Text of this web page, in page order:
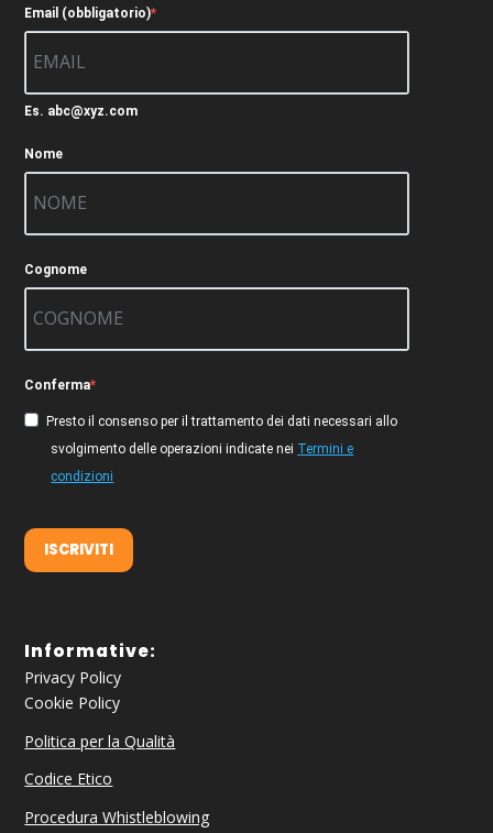
Email (obbligatorio)
Es. abc@xyz.com
Nome
Cognome
Conferma
Presto il consenso per il trattamento dei dati necessari allo
svolgimento delle operazioni indicate nei Termini e
condizioni
ISCRIVITI
Informative:
Privacy Policy
Cookie Policy
Politica per la Qualità
Codice Etico
Procedura Whistleblowing